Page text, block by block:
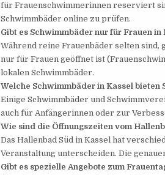
für Frauenschwimmerinnen reserviert
Schwimmbäder online zu prüfen.
Gibt es Schwimmbäder nur für Frauen in
Während reine Frauenbäder selten sind,
nur für Frauen geöffnet ist
lokalen Schwimmbäder.
Welche Schwimmbäder in Kassel bieten
Einige Schwimmbäder und
auch für Anfängerinnen oder zur
Wie sind die Öffnungszeiten vom
Das Hallenbad Süd in Kassel hat
Veranstaltung unterscheiden. Die
Gibt es spezielle Angebote zum